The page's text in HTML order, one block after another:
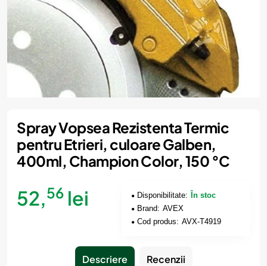
Spray Vopsea Rezistenta Termic
pentru Etrieri, culoare Galben,
400ml, Champion Color, 150 °C
52,56 lei Disponibilitate:
În stoc
Brand: AVEX
Cod produs: AVX-T4919
Descriere Recenzii